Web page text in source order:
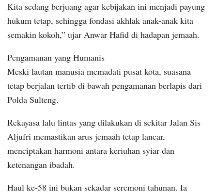
Kita sedang berjuang agar kebijakan ini menjadi payung
hukum tetap, sehingga fondasi akhlak anak-anak kita
semakin kokoh,” ujar Anwar Hafid di hadapan jemaah.
Pengamanan yang Humanis
Meski lautan manusia memadati pusat kota, suasana
tetap berjalan tertib di bawah pengamanan berlapis dari
Polda Sulteng.
Rekayasa lalu lintas yang dilakukan di sekitar Jalan Sis
Aljufri memastikan arus jemaah tetap lancar,
menciptakan harmoni antara keriuhan syiar dan
ketenangan ibadah.
Haul ke-58 ini bukan sekadar seremoni tahunan. Ia